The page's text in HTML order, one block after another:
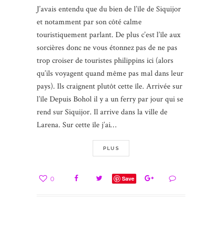
J’avais entendu que du bien de l’île de Siquijor
et notamment par son côté calme
touristiquement parlant. De plus c’est l’île aux
sorcières donc ne vous étonnez pas de ne pas
trop croiser de touristes philippins ici (alors
qu’ils voyagent quand même pas mal dans leur
pays). Ils craignent plutôt cette île. Arrivée sur
l’île Depuis Bohol il y a un ferry par jour qui se
rend sur Siquijor. Il arrive dans la ville de
Larena. Sur cette île j’ai…
PLUS
0 Save